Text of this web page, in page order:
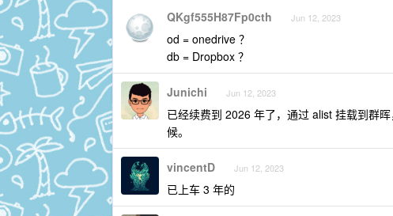
QKgf555H87Fp0cth Jun 12, 2023
od = onedrive ？
db = Dropbox ？
Junichi Jun 12, 2023
已经续费到 2026 年了，通过 alist 挂载到群
候。
vincentD Jun 12, 2023
已上车 3 年的